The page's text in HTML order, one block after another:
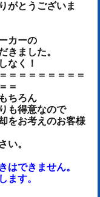
がとうございま
カーの
きました。
なく！
＝＝＝＝＝＝＝＝
＝
ちろん
も得意なので
をお考えのお客様
い。
はできません。
ます。